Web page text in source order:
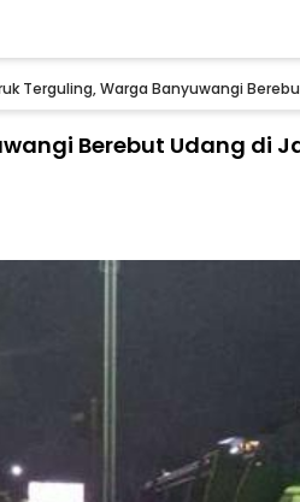
Terguling, Warga Banyuwangi
Berebut Udang di